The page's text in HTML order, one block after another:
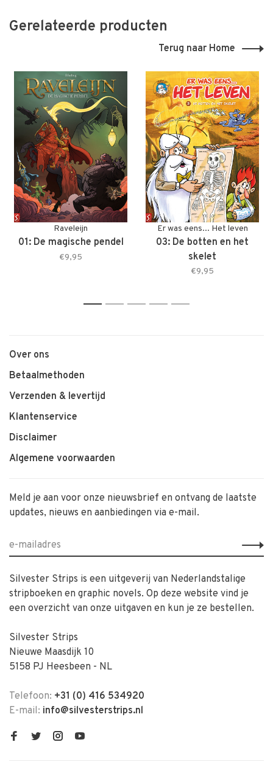
Gerelateerde producten
Terug naar Home
Raveleijn
01: De magische pendel
€9,95
Er was eens... Het leven
03: De botten en het
skelet
€9,95
1 2 3 4 5
Over ons
Betaalmethoden
Verzenden & levertijd
Klantenservice
Disclaimer
Algemene voorwaarden
Meld je aan voor onze nieuwsbrief en ontvang de laatste
updates, nieuws en aanbiedingen via e-mail.
Silvester Strips is een uitgeverij van Nederlandstalige
stripboeken en graphic novels. Op deze website vind je
een overzicht van onze uitgaven en kun je ze bestellen.
Silvester Strips
Nieuwe Maasdijk 10
5158 PJ Heesbeen - NL
Telefoon: +31 (0) 416 534920
E-mail: info@silvesterstrips.nl